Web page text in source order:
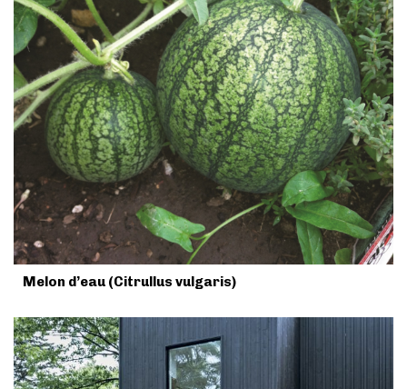
Melon d’eau (Citrullus vulgaris)